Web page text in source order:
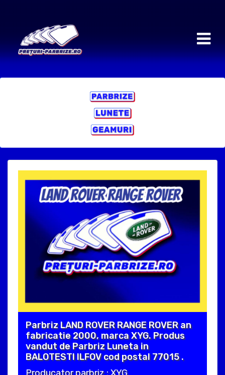
Parbriz LAND ROVER RANGE ROVER an
fabricatie 2000, marca XYG. Produs
vandut de Parbriz Luneta in
BALOTESTI ILFOV cod postal 77015 .